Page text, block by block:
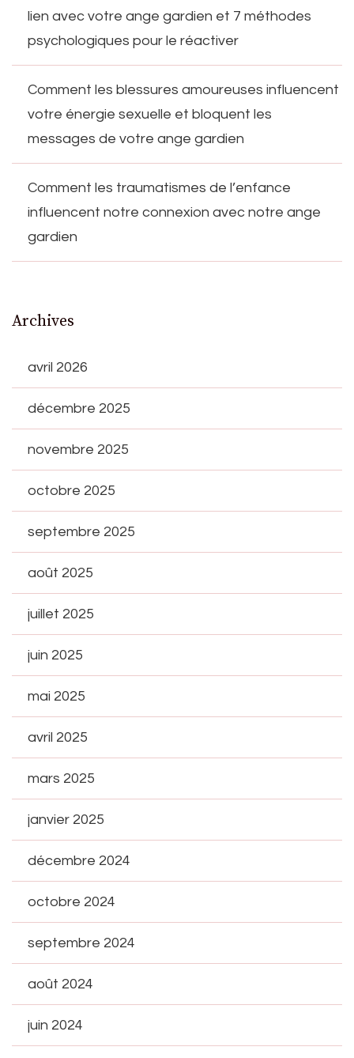
lien avec votre ange gardien et 7 méthodes
psychologiques pour le réactiver
Comment les blessures amoureuses influencent
votre énergie sexuelle et bloquent les
messages de votre ange gardien
Comment les traumatismes de l’enfance
influencent notre connexion avec notre ange
gardien
Archives
avril 2026
décembre 2025
novembre 2025
octobre 2025
septembre 2025
août 2025
juillet 2025
juin 2025
mai 2025
avril 2025
mars 2025
janvier 2025
décembre 2024
octobre 2024
septembre 2024
août 2024
juin 2024